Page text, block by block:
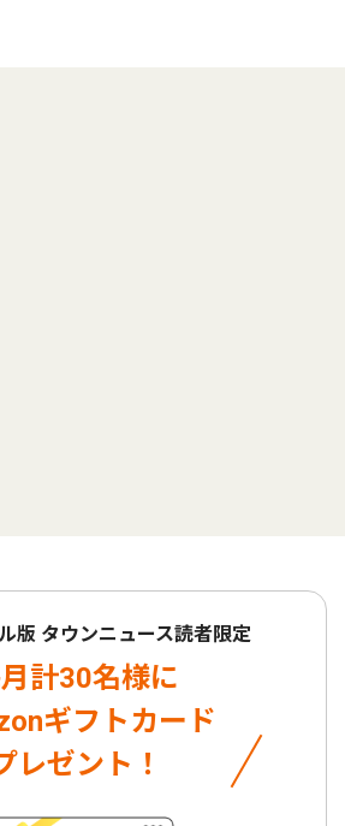
版 タウンニュース読者限定
計30名様に
ギフトカード
レゼント！